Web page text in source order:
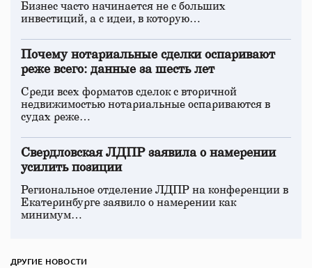
Бизнес часто начинается не с больших
инвестиций, а с идеи, в которую…
Почему нотариальные сделки оспаривают
реже всего: данные за шесть лет
Среди всех форматов сделок с вторичной
недвижимостью нотариальные оспариваются в
судах реже…
Свердловская ЛДПР заявила о намерении
усилить позиции
Региональное отделение ЛДПР на конференции в
Екатеринбурге заявило о намерении как
минимум…
ДРУГИЕ НОВОСТИ